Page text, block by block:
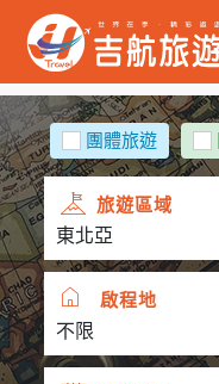
團體旅遊
旅遊區域
啟程地